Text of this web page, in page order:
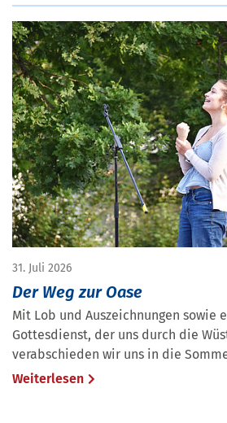
31. Juli 2026
Der Weg zur Oase
Mit Lob und Auszeichnungen sowie
Gottesdienst, der uns durch die
verabschieden wir uns in die
Weiterlesen